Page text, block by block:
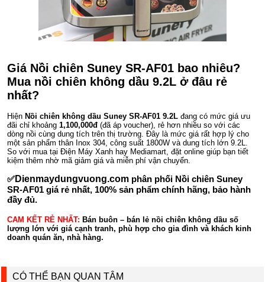
Giá Nồi chiên Suney SR-AF01 bao nhiêu?
Mua nồi chiên không dầu 9.2L ở đâu rẻ
nhất?
Hiện Nồi chiên không dầu Suney SR-AF01 9.2L đang có mức giá ưu
đãi chỉ khoảng 1,100,000đ (đã áp voucher), rẻ hơn nhiều so với các
dòng nồi cùng dung tích trên thị trường. Đây là mức giá rất hợp lý cho
một sản phẩm thân Inox 304, công suất 1800W và dung tích lớn 9.2L.
So với mua tại Điện Máy Xanh hay Mediamart, đặt online giúp bạn tiết
kiệm thêm nhờ mã giảm giá và miễn phí vận chuyển.
✅Dienmaydungvuong.com phân phối Nồi chiên Suney
SR-AF01 giá rẻ nhất, 100% sản phẩm chính hãng, bảo hành
đầy đủ.
CAM KẾT RẺ NHẤT: Bán buôn – bán lẻ nồi chiên không dầu số
lượng lớn với giá cạnh tranh, phù hợp cho gia đình và khách kinh
doanh quán ăn, nhà hàng.
CÓ THỂ BẠN QUAN TÂM